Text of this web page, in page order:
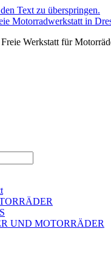
Text zu überspringen.
Werkstatt für
UND MOTORRÄDER